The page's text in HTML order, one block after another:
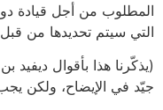
المطلوب من أجل قيادة
التي سيتم تحديدها من
(يذكّرنا هذا بأقوال ديفيد
جيّد في الإيضاح، ولكن